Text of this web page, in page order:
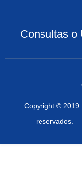
Consultas o
Copyright ©